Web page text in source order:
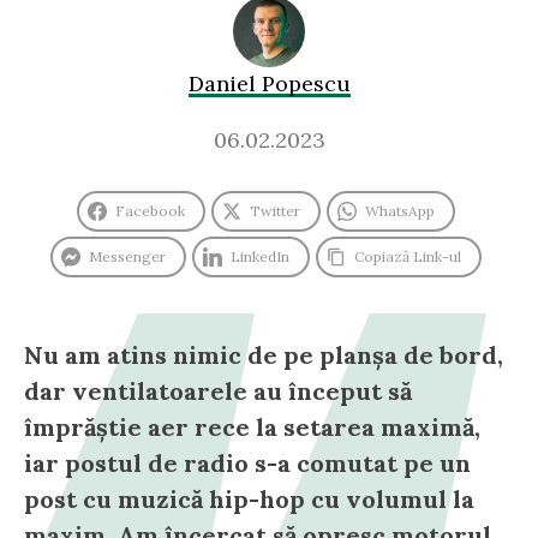
Daniel Popescu
06.02.2023
Facebook Twitter WhatsApp
Messenger LinkedIn Copiază Link-ul
Nu am atins nimic de pe planșa de bord,
dar ventilatoarele au început să
împrăștie aer rece la setarea maximă,
iar postul de radio s-a comutat pe un
post cu muzică hip-hop cu volumul la